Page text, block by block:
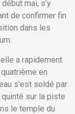
mai, s’y
de confirmer fin
dans les
a rapidement
en
s’est soldé par
sur la piste
le temple du